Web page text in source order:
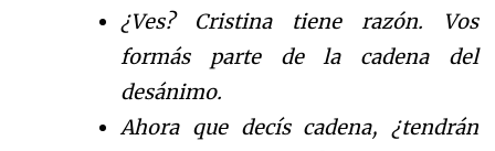
¿Ves? Cristina tiene razón. Vos
formás parte de la cadena del
desánimo.
Ahora que decís cadena, ¿tendrán